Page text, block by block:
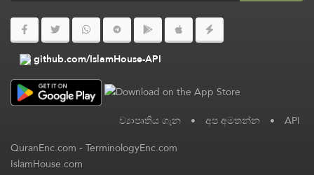
github.com/IslamHouse-API
ව්‍යාපෘතිය ගැන • අප අමතන්න • API
QuranEnc.com-TerminologyEnc.com
IslamHouse.com